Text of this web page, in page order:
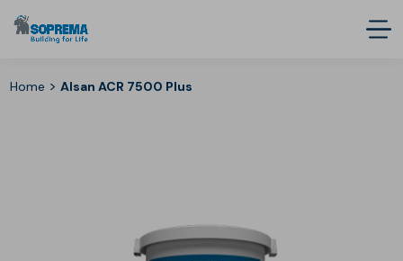
Home >Alsan ACR 7500 Plus